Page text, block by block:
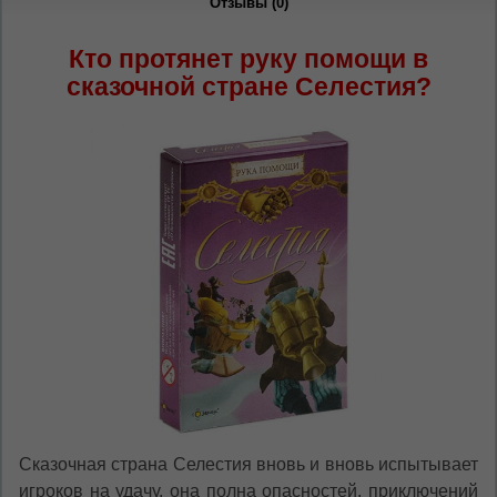
Кто протянет руку помощи в
сказочной стране Селестия?
Сказочная страна Селестия вновь и вновь испытывает
игроков на удачу, она полна опасностей, приключений